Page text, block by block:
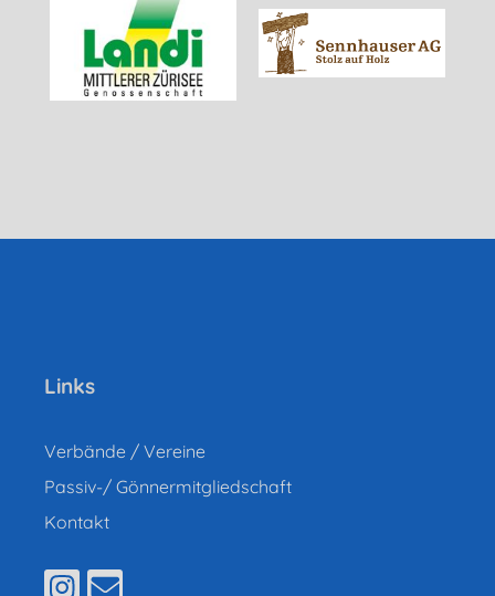
Links
Verbände / Vereine
Passiv-/ Gönnermitgliedschaft
Kontakt